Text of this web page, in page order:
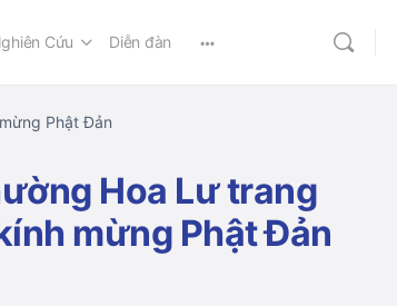
Cứu Diễn đàn
Phật Đản
Hoa Lư trang
mừng Phật Đản